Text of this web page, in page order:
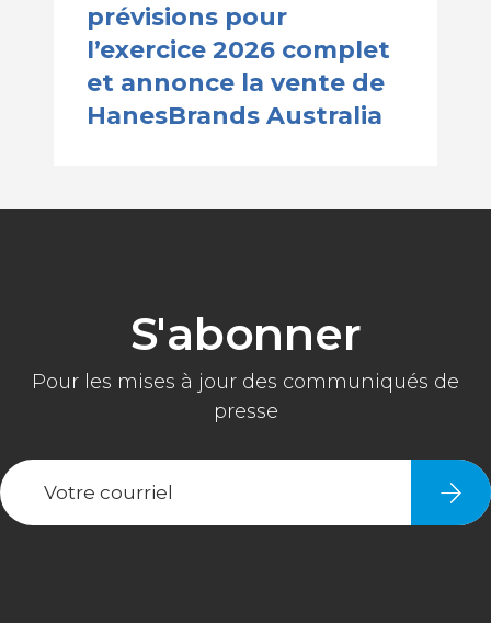
prévisions pour
l’exercice 2026 complet
et annonce la vente de
HanesBrands Australia